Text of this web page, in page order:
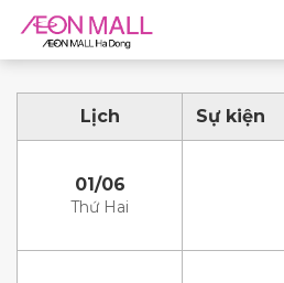
Lịch Sự kiện
01/06
Thứ Hai